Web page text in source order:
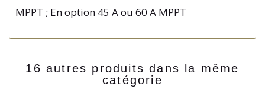
MPPT ; En option 45 A ou 60 A MPPT
16 autres produits dans la même
catégorie